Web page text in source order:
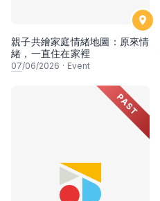
親子共繪家庭情緒地圖：原來情
緒，一直住在家裡
07/06/2026 · Event
PAST